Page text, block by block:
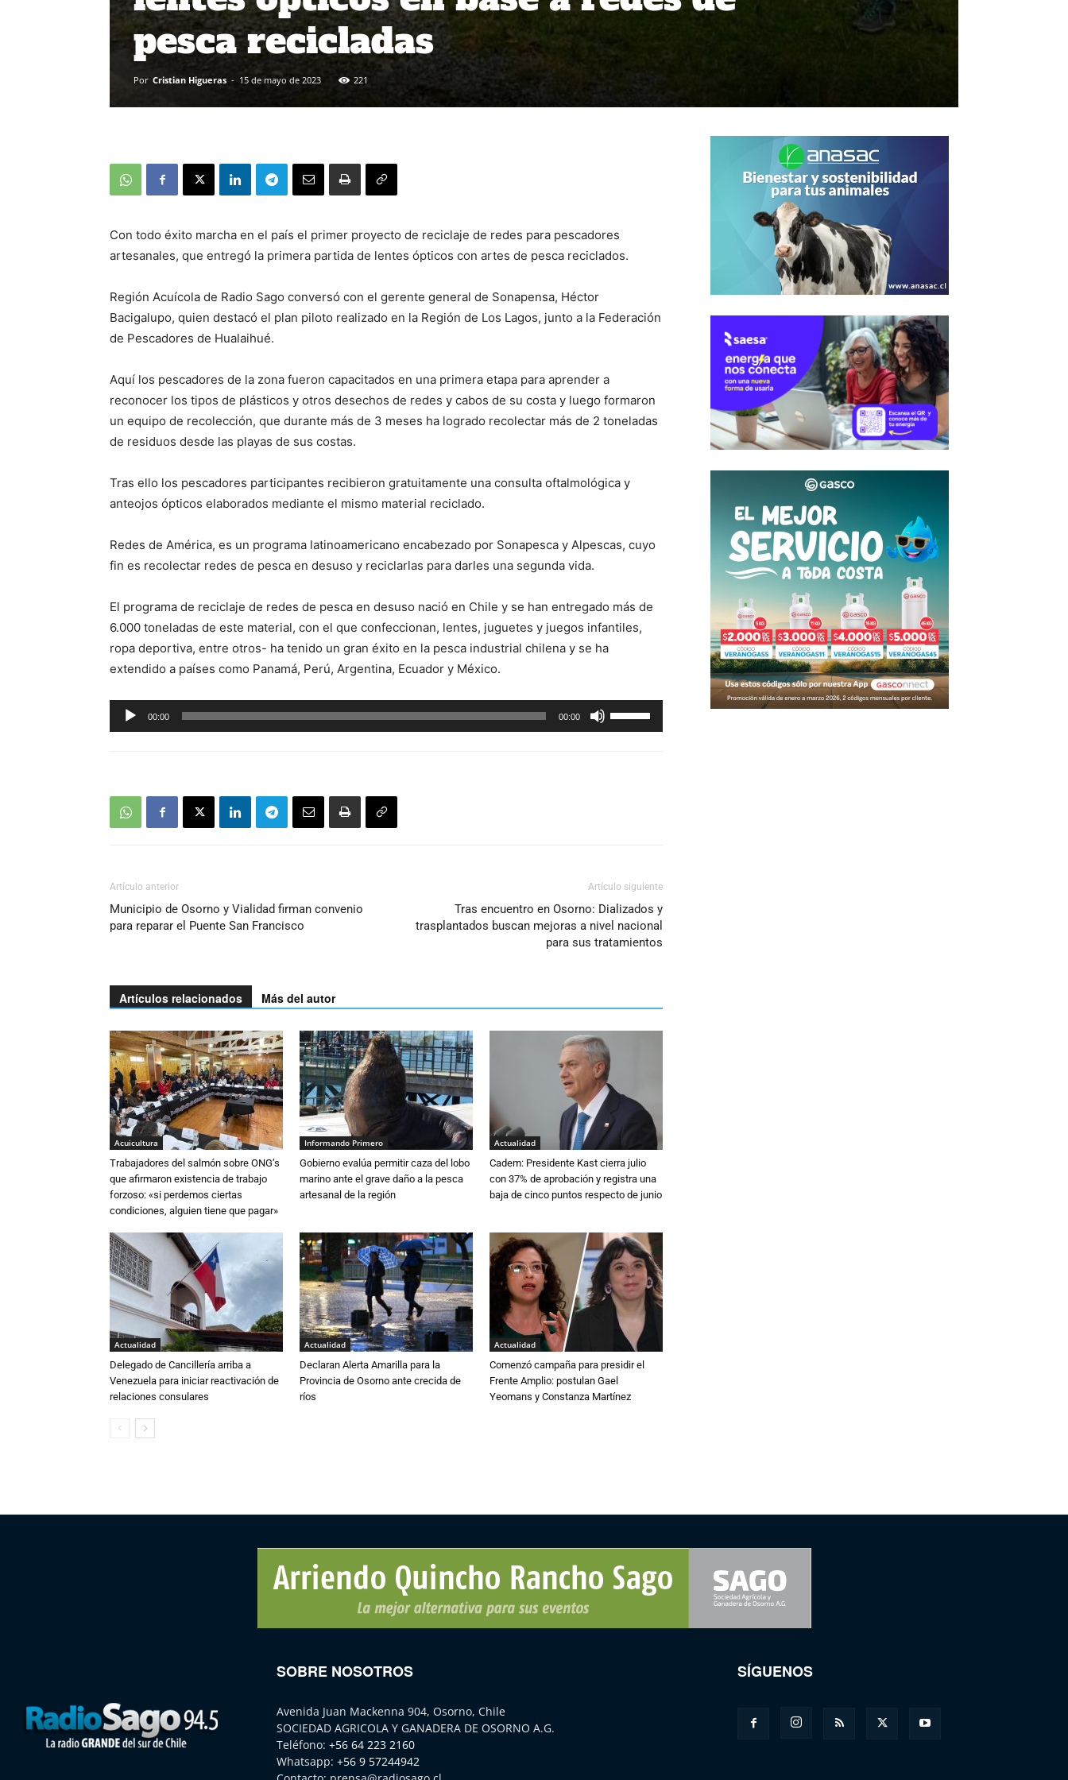
pesca recicladas
Por Cristian Higueras - 15 de mayo de 2023 221
Con todo éxito marcha en el país el primer proyecto de reciclaje de redes para pescadores
artesanales, que entregó la primera partida de lentes ópticos con artes de pesca reciclados.
Región Acuícola de Radio Sago conversó con el gerente general de Sonapensa, Héctor
Bacigalupo, quien destacó el plan piloto realizado en la Región de Los Lagos, junto a la Federación
de Pescadores de Hualaihué.
Aquí los pescadores de la zona fueron capacitados en una primera etapa para aprender a
reconocer los tipos de plásticos y otros desechos de redes y cabos de su costa y luego formaron
un equipo de recolección, que durante más de 3 meses ha logrado recolectar más de 2 toneladas
de residuos desde las playas de sus costas.
Tras ello los pescadores participantes recibieron gratuitamente una consulta oftalmológica y
anteojos ópticos elaborados mediante el mismo material reciclado.
Redes de América, es un programa latinoamericano encabezado por Sonapesca y Alpescas, cuyo
fin es recolectar redes de pesca en desuso y reciclarlas para darles una segunda vida.
El programa de reciclaje de redes de pesca en desuso nació en Chile y se han entregado más de
6.000 toneladas de este material, con el que confeccionan, lentes, juguetes y juegos infantiles,
ropa deportiva, entre otros- ha tenido un gran éxito en la pesca industrial chilena y se ha
extendido a países como Panamá, Perú, Argentina, Ecuador y México.
Reproductor
de
00:00 00:00
las
disminuir
el
volumen.
Artículo anterior
Municipio de Osorno y Vialidad firman convenio
para reparar el Puente San Francisco
Artículo siguiente
Tras encuentro en Osorno: Dializados y
trasplantados buscan mejoras a nivel nacional
para sus tratamientos
Artículos relacionados Más del autor
Acuicultura
Trabajadores del salmón sobre ONG’s
que afirmaron existencia de trabajo
forzoso: «si perdemos ciertas
condiciones, alguien tiene que pagar»
Informando Primero
Gobierno evalúa permitir caza del lobo
marino ante el grave daño a la pesca
artesanal de la región
Actualidad
Cadem: Presidente Kast cierra julio
con 37% de aprobación y registra una
baja de cinco puntos respecto de junio
Actualidad
Delegado de Cancillería arriba a
Venezuela para iniciar reactivación de
relaciones consulares
Actualidad
Declaran Alerta Amarilla para la
Provincia de Osorno ante crecida de
ríos
Actualidad
Comenzó campaña para presidir el
Frente Amplio: postulan Gael
Yeomans y Constanza Martínez
SOBRE NOSOTROS
Avenida Juan Mackenna 904, Osorno, Chile
SOCIEDAD AGRICOLA Y GANADERA DE OSORNO A.G.
Teléfono: +56 64 223 2160
Whatsapp: +56 9 57244942
SÍGUENOS